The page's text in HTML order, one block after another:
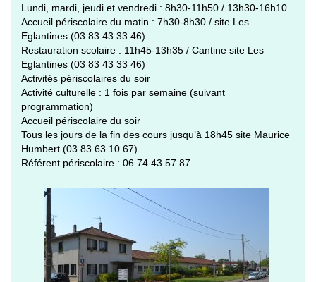
Lundi, mardi, jeudi et vendredi : 8h30-11h50 / 13h30-16h10
Accueil périscolaire du matin : 7h30-8h30 / site Les
Eglantines (03 83 43 33 46)
Restauration scolaire : 11h45-13h35 / Cantine site Les
Eglantines (03 83 43 33 46)
Activités périscolaires du soir
Activité culturelle : 1 fois par semaine (suivant
programmation)
Accueil périscolaire du soir
Tous les jours de la fin des cours jusqu’à 18h45 site Maurice
Humbert (03 83 63 10 67)
Référent périscolaire : 06 74 43 57 87